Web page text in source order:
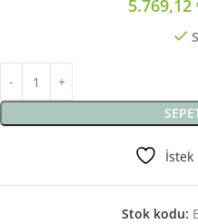
5.769,12
İstek
Stok kodu: